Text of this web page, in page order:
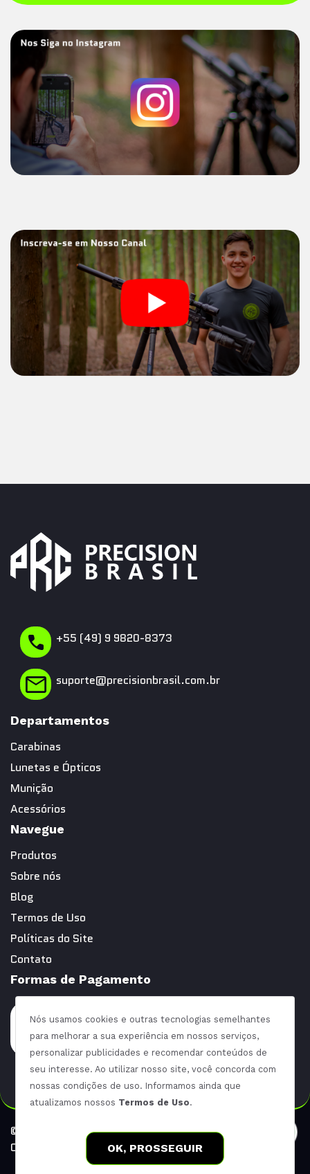
Nós usamos cookies e outras tecnologias semelhantes
para melhorar a sua experiência em nossos serviços,
personalizar publicidades e recomendar conteúdos de
seu interesse. Ao utilizar nosso site, você concorda com
nossas condições de uso. Informamos ainda que
atualizamos nossos Termos de Uso.
OK, PROSSEGUIR
+55 (49) 9 9820-8373
suporte@precisionbrasil.com.br
Departamentos
Carabinas
Lunetas e Ópticos
Munição
Acessórios
Navegue
Produtos
Sobre nós
Blog
Termos de Uso
Políticas do Site
Contato
Formas de Pagamento
©Copy, 2026 Precision. Todos os direitos reservados. |
CNPJ: 66.681.652/0001-47
Desenvolvido porElo Ideias